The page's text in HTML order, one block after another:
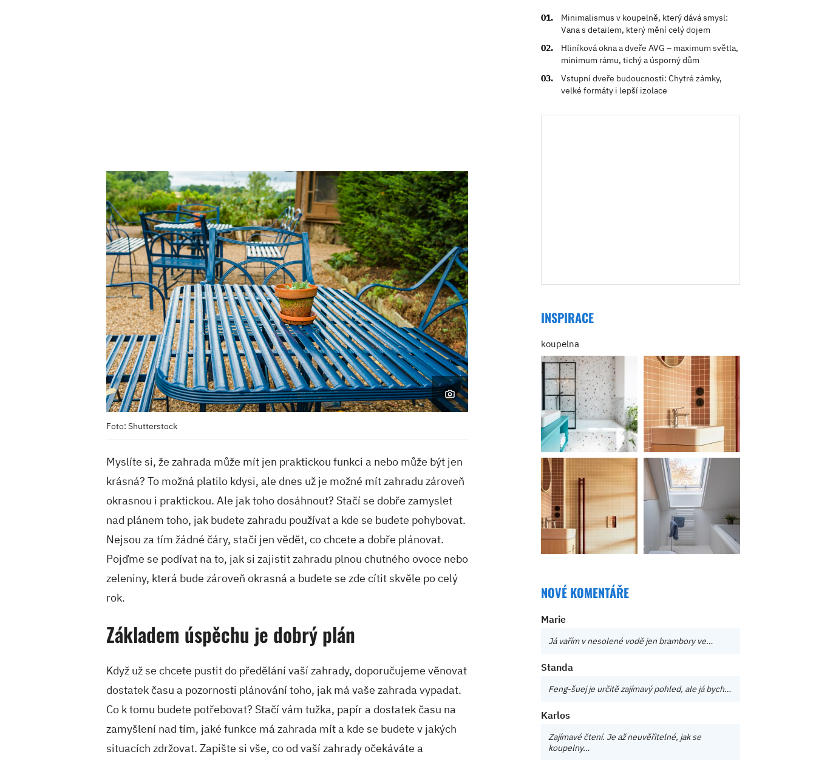
Foto: Shutterstock
Myslíte si, že zahrada může mít jen praktickou funkci a nebo může být jen
krásná? To možná platilo kdysi, ale dnes už je možné mít zahradu zároveň
okrasnou i praktickou. Ale jak toho dosáhnout? Stačí se dobře zamyslet
nad plánem toho, jak budete zahradu používat a kde se budete pohybovat.
Nejsou za tím žádné čáry, stačí jen vědět, co chcete a dobře plánovat.
Pojďme se podívat na to, jak si zajistit zahradu plnou chutného ovoce nebo
zeleniny, která bude zároveň okrasná a budete se zde cítit skvěle po celý
rok.
Základem úspěchu je dobrý plán
Když už se chcete pustit do předělání vaší zahrady, doporučujeme věnovat
dostatek času a pozornosti plánování toho, jak má vaše zahrada vypadat.
Co k tomu budete potřebovat? Stačí vám tužka, papír a dostatek času na
zamyšlení nad tím, jaké funkce má zahrada mít a kde se budete v jakých
situacích zdržovat. Zapište si vše, co od vaší zahrady očekáváte a
Minimalismus v koupelně, který dává smysl:
Vana s detailem, který mění celý dojem
Hliníková okna a dveře AVG – maximum světla,
minimum rámu, tichý a úsporný dům
Vstupní dveře budoucnosti: Chytré zámky,
velké formáty i lepší izolace
INSPIRACE
koupelna
NOVÉ KOMENTÁŘE
Marie
Já vařím v nesolené vodě jen brambory ve…
Standa
Feng-šuej je určitě zajímavý pohled, ale já bych…
Karlos
Zajímavé čtení. Je až neuvěřitelné, jak se
koupelny…